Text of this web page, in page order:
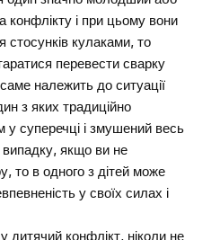
конфлікту і при цьому вони
стосунків кулаками, то
перевести сварку
належить до ситуації
з яких традиційно
суперечці і змушений весь
якщо ви не
то в одного з дітей може
у своїх силах і
дитячий конфлікт, ніколи не